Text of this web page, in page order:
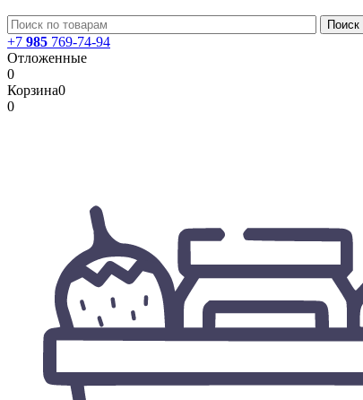
+7 985 769-74-94
Отложенные
0
Корзина0
0